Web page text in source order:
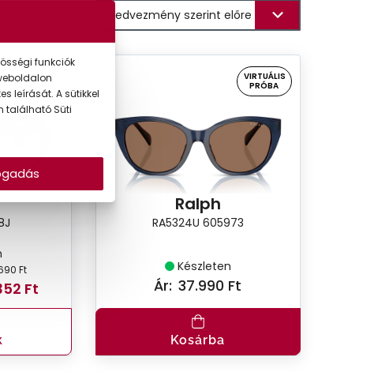
VIRTUÁLIS
Ft
Ft
VIRTUÁLIS
PRÓBA
Ralph
RA5324U 605973
Készleten
Ár: 37.990 Ft
Kosárba
funkciók
leírását. A sütikkel
található Süti